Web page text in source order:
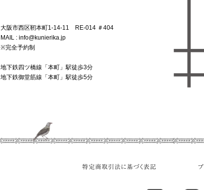
大阪市西区靭本町1-14-11 RE-014 ＃404
MAIL : info@kunierika.jp
※完全予約制
地下鉄四ツ橋線「本町」駅徒歩3分
地下鉄御堂筋線「本町」駅徒歩5分